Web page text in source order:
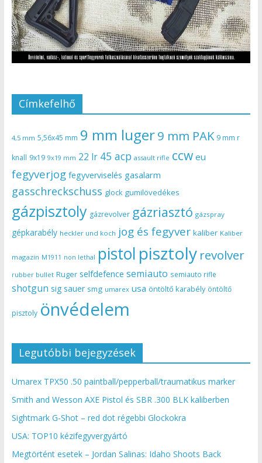
Címkefelhő
4,5 mm 5,56x45 mm 9 mm luger9 mm PAK 9 mm r
knall 9x19 9x19 mm 22 lr 45 acp assault rifle ccw eu
fegyverjog fegyverviselés gasalarm
gasschreckschuss glock gumilövedékes
gázpisztoly gázrevolver gázriasztó gázspray
gépkarabély heckler und koch jog és fegyver kaliber Kaliber
magazin M1911 non lethal pistol pisztoly revolver
rubber bullet Ruger selfdefence semiauto semiauto rifle
shotgun sig sauer smg umarex usa öntöltő karabély öntöltő
pisztoly önvédelem
Legutóbbi bejegyzések
Umarex TPX50 .50 paintball/pepperball/traumatikus marker
Smith and Wesson AXE Pistol és SBR .300 BLK kaliberben
Sightmark G-Shot – red dot régebbi Glockokra
USA: TOP10 kézifegyvergyártó
Megtörtént esetek – Jordan Salinas: Idaho Shoots Back